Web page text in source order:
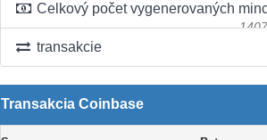
Celkový počet vygenerovaných
transakcie
Transakcia Coinbase